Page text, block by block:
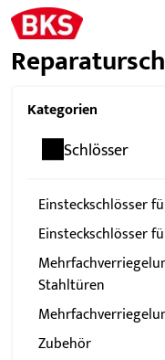
Kategorien
Schlösser
Einsteckschlösser
Einsteckschlösser
Mehrfachverriegelungen für Holz- und
Stahltüren
Zubehör